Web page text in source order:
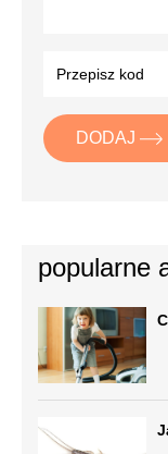
popularne
DODAJ